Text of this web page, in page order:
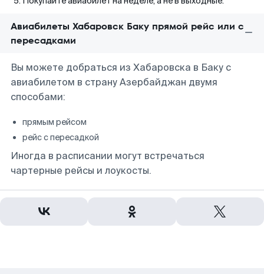
Авиабилеты Хабаровск Баку прямой рейс или с
пересадками
Вы можете добраться из Хабаровска в Баку с
авиабилетом в страну Азербайджан двумя
способами:
прямым рейсом
рейс с пересадкой
Иногда в расписании могут встречаться
чартерные рейсы и лоукосты.